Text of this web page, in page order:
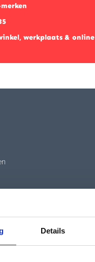
Details
werkplaats & online